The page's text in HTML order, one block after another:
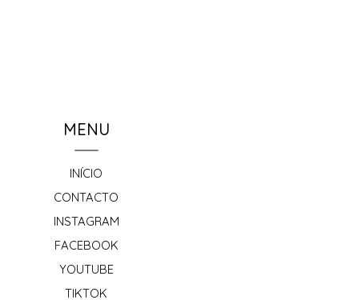
MENU
INÍCIO
CONTACTO
INSTAGRAM
FACEBOOK
YOUTUBE
TIKTOK